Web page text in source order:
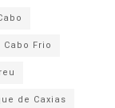
Cabo Frio
de Caxias